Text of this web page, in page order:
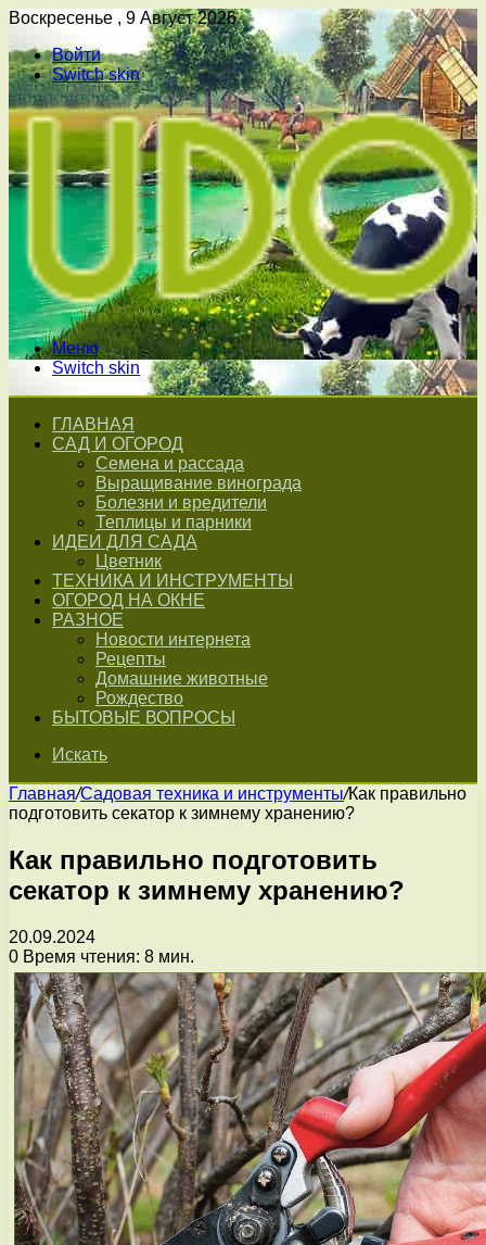
Воскресенье , 9 Август 2026
Войти
Switch skin
Меню
Switch skin
ГЛАВНАЯ
САД И ОГОРОД
Семена и рассада
Выращивание винограда
Болезни и вредители
Теплицы и парники
ИДЕИ ДЛЯ САДА
Цветник
ТЕХНИКА И ИНСТРУМЕНТЫ
ОГОРОД НА ОКНЕ
РАЗНОЕ
Новости интернета
Рецепты
Домашние животные
Рождество
БЫТОВЫЕ ВОПРОСЫ
Искать
Главная/Садовая техника и инструменты/Как правильно
подготовить секатор к зимнему хранению?
Как правильно подготовить
секатор к зимнему хранению?
20.09.2024
0 Время чтения: 8 мин.